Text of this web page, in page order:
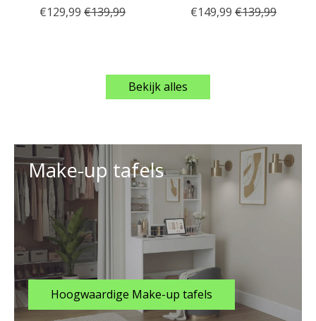
€129,99 €139,99
€149,99 €139,99
Bekijk alles
Make-up tafels
Hoogwaardige Make-up tafels